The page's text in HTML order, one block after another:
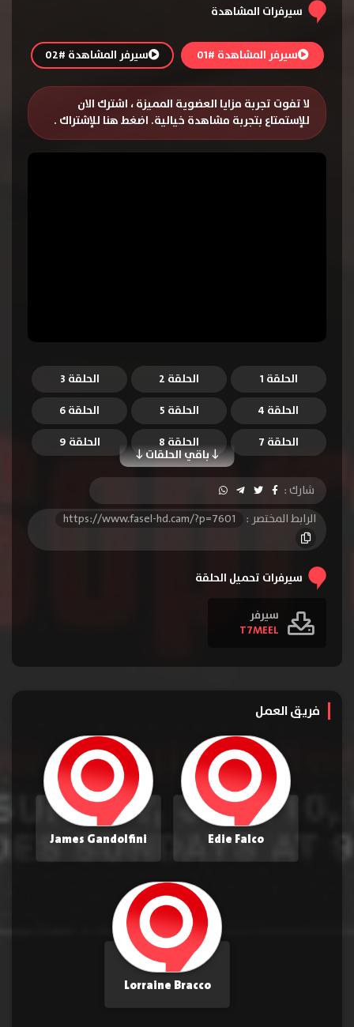
سيرفرات المشاهدة
سيرفر المشاهدة #01 سيرفر المشاهدة #02
لا تفوت تجربة مزايا العضوية المميزة ، اشترك الان
للإستمتاع بتجربة مشاهدة خيالية. اضغط هنا للإشتراك .
الحلقة 1 الحلقة 2
الحلقة 3
الحلقة 4
الحلقة 5 الحلقة 6
باقي الحلقات
الحلقة 7 الحلقة 8
الحلقة 9
الحلقة 10
الحلقة 11
الحلقة 12
الحلقة 13
شارك :
الرابط المختصر :
https://www.fasel-hd.cam/?p=7601
سيرفرات تحميل الحلقة
سيرفر
T7MEEL
فريق العمل
Edie Falco
James Gandolfini
Lorraine Bracco